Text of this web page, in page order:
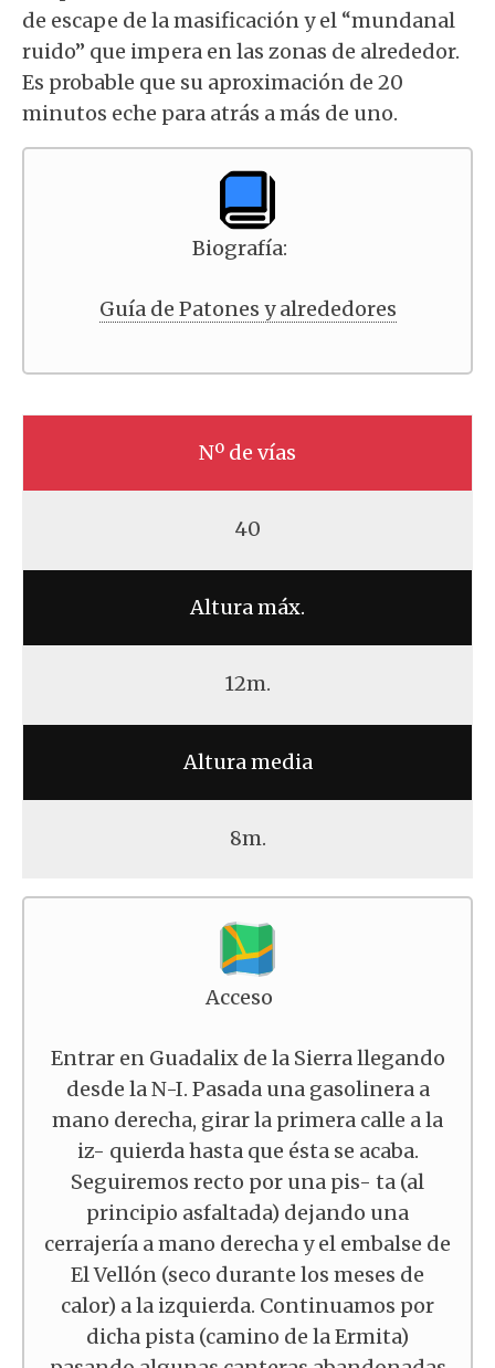
de escape de la masificación y el “mundanal
ruido” que impera en las zonas de alrededor.
Es probable que su aproximación de 20
minutos eche para atrás a más de uno.
Biografía:
Guía de Patones y alrededores
Nº de vías
40
Altura máx.
12m.
Altura media
8m.
Acceso
Entrar en Guadalix de la Sierra llegando
desde la N-I. Pasada una gasolinera a
mano derecha, girar la primera calle a la
iz- quierda hasta que ésta se acaba.
Seguiremos recto por una pis- ta (al
principio asfaltada) dejando una
cerrajería a mano derecha y el embalse de
El Vellón (seco durante los meses de
calor) a la izquierda. Continuamos por
dicha pista (camino de la Ermita)